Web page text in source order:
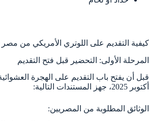
كيفية التقديم على اللوتري الأمريكي من مصر 2027
المرحلة الأولى: التحضير قبل فتح التقديم
أكتوبر 2025، جهز المستندات التالية:
الوثائق المطلوبة من المصريين: